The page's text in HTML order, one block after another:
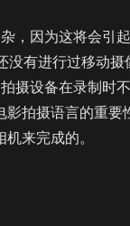
，因为这将会引
没有进行过移动
摄设备在录制时
拍摄语言的重要
来完成的。